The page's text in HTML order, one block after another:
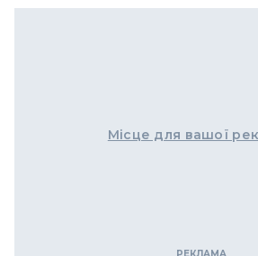
Місце для вашої